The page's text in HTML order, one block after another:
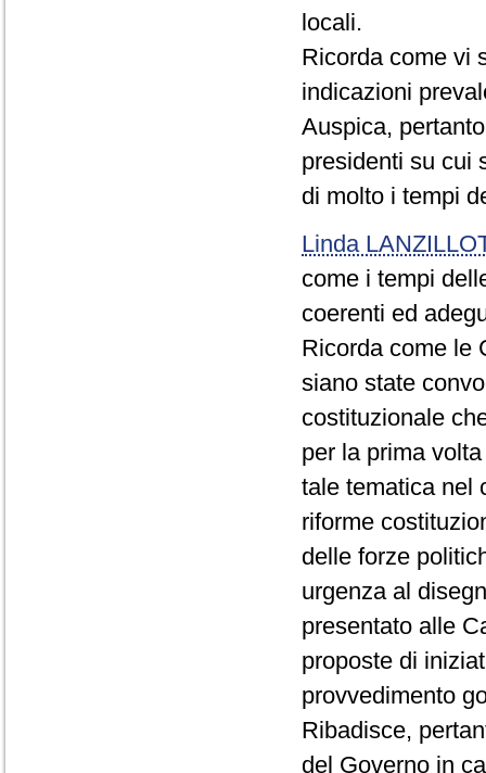
locali.
Ricorda come vi
indicazioni
Auspica,
presidenti su cui
di molto i tempi
Linda
come i tempi
coerenti ed
Ricorda come le
siano state
costituzionale
per la prima
tale tematica nel
riforme
delle forze
urgenza al
presentato alle
proposte di
provvedimento
Ribadisce,
del Governo in